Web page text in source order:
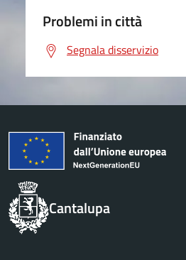
Problemi in città
Segnala disservizio
Cantalupa